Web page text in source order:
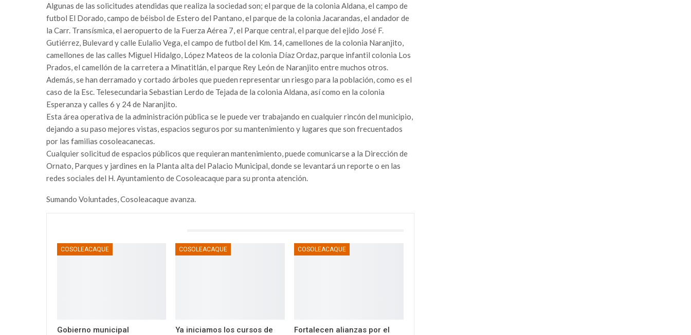
Algunas de las solicitudes atendidas que realiza la sociedad son; el parque de la colonia Aldana, el campo de
futbol El Dorado, campo de béisbol de Estero del Pantano, el parque de la colonia Jacarandas, el andador de
la Carr. Transísmica, el aeropuerto de la Fuerza Aérea 7, el Parque central, el parque del ejido José F.
Gutiérrez, Bulevard y calle Eulalio Vega, el campo de futbol del Km. 14, camellones de la colonia Naranjito,
camellones de las calles Miguel Hidalgo, López Mateos de la colonia Díaz Ordaz, parque infantil colonia Los
Prados, el camellón de la carretera a Minatitlán, el parque Rey León de Naranjito entre muchos otros.
Además, se han derramado y cortado árboles que pueden representar un riesgo para la población, como es el
caso de la Esc. Telesecundaria Sebastian Lerdo de Tejada de la colonia Aldana, así como en la colonia
Esperanza y calles 6 y 24 de Naranjito.
Esta área operativa de la administración pública se le puede ver trabajando en cualquier rincón del municipio,
dejando a su paso mejores vistas, espacios seguros por su mantenimiento y lugares que son frecuentados
por las familias cosoleacanecas.
Cualquier solicitud de espacios públicos que requieran mantenimiento, puede comunicarse a la Dirección de
Ornato, Parques y jardines en la Planta alta del Palacio Municipal, donde se levantará un reporte o en las
redes sociales del H. Ayuntamiento de Cosoleacaque para su pronta atención.
Sumando Voluntades, Cosoleacaque avanza.
COSOLEACAQUE
Gobierno municipal
COSOLEACAQUE
Ya iniciamos los cursos de
COSOLEACAQUE
Fortalecen alianzas por el